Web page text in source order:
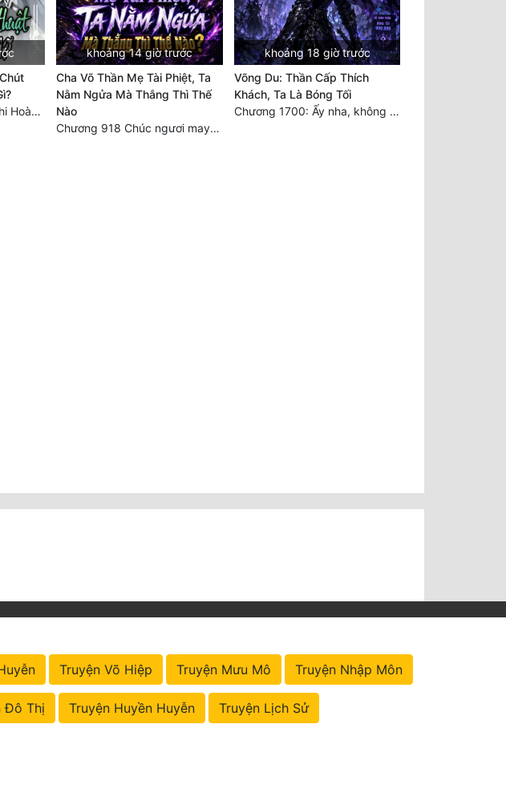
Chương 1030 Không Chi Hoàng Nguyên Đại Hư
khoảng 14 giờ trước
Cha Võ Thần Mẹ Tài Phiệt, Ta
Nằm Ngửa Mà Thắng Thì Thế
Nào
Chương 918 Chúc ngươi may mắn! Ca môn cũng là sắt thép thẳng nam!
khoảng 18 giờ trước
Võng Du: Thần Cấp Thích
Khách, Ta Là Bóng Tối
Chương 1700: Ấy nha, không có chuyện gì!
Truyện Võ Hiệp Truyện Mưu Mô Truyện Nhập Môn
Đô Thị Truyện Huyền Huyễn Truyện Lịch Sử